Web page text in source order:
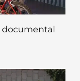
documental